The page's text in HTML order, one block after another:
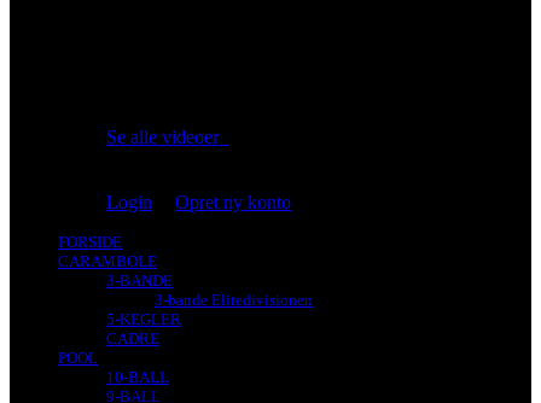
Se alle videoer
Login
Opret ny konto
FORSIDE
CARAMBOLE
3-BANDE
3-bande Elitedivisionen
5-KEGLER
CADRE
POOL
10-BALL
9-BALL